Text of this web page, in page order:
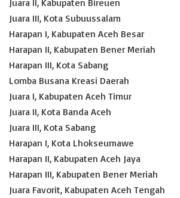
Juara III, Kota Subuussalam
Harapan I, Kabupaten Aceh Besar
Harapan II, Kabupaten Bener Meriah
Harapan III, Kota Sabang
Lomba Busana Kreasi Daerah
Juara I, Kabupaten Aceh Timur
Juara II, Kota Banda Aceh
Juara III, Kota Sabang
Harapan I, Kota Lhokseumawe
Harapan II, Kabupaten Aceh Jaya
Harapan III, Kabupaten Bener Meriah
Juara Favorit, Kabupaten Aceh Tengah